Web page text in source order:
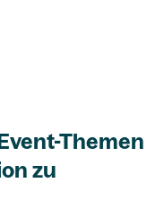
Themen
zu